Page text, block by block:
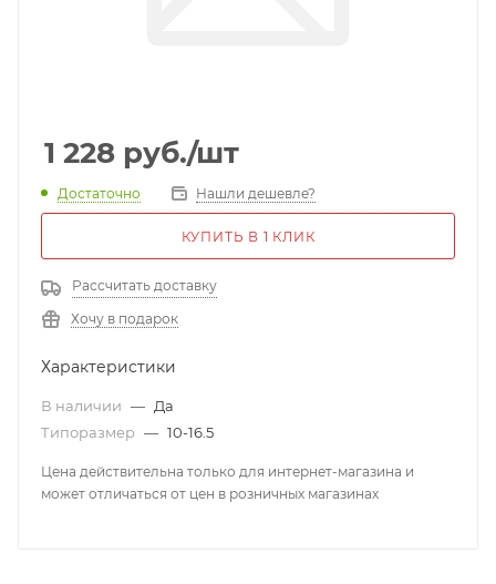
1 228 руб./шт
Достаточно Нашли дешевле?
КУПИТЬ В 1 КЛИК
Рассчитать доставку
Хочу в подарок
Характеристики
В наличии — Да
Типоразмер — 10-16.5
Цена действительна только для интернет-магазина и
может отличаться от цен в розничных магазинах